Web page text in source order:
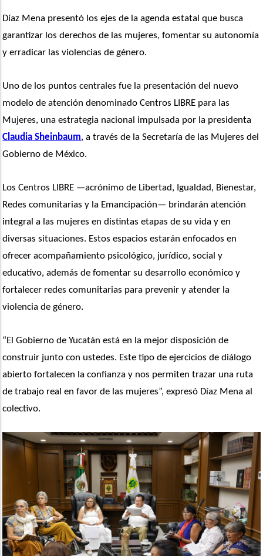
Díaz Mena presentó los ejes de la agenda estatal que busca
garantizar los derechos de las mujeres, fomentar su autonomía
y erradicar las violencias de género.
Uno de los puntos centrales fue la presentación del nuevo
modelo de atención denominado Centros LIBRE para las
Claudia Sheinbaum, a través de la Secretaría de las Mujeres del
Gobierno de México.
Los Centros LIBRE —acrónimo de Libertad, Igualdad, Bienestar,
Redes comunitarias y la Emancipación— brindarán atención
integral a las mujeres en distintas etapas de su vida y en
diversas situaciones. Estos espacios estarán enfocados en
ofrecer acompañamiento psicológico, jurídico, social y
educativo, además de fomentar su desarrollo económico y
fortalecer redes comunitarias para prevenir y atender la
violencia de género.
“El Gobierno de Yucatán está en la mejor disposición de
construir junto con ustedes. Este tipo de ejercicios de diálogo
abierto fortalecen la confianza y nos permiten trazar una ruta
de trabajo real en favor de las mujeres”, expresó Díaz Mena al
colectivo.